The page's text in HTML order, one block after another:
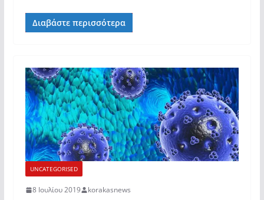
Διαβάστε περισσότερα
UNCATEGORISED
8 Ιουλίου 2019 korakasnews